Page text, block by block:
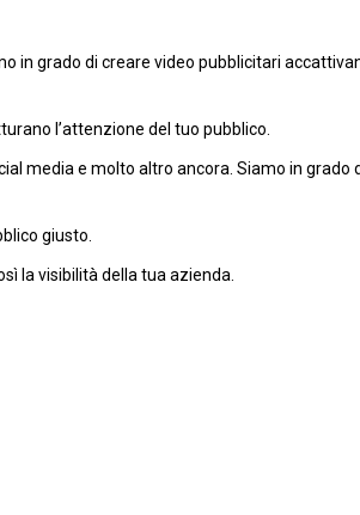
in grado di creare video pubblicitari
l’attenzione del tuo pubblico.
media e molto altro ancora. Siamo in grado
giusto.
la visibilità della tua azienda.